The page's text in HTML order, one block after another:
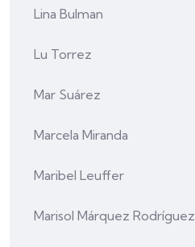
Lina Bulman
Lu Torrez
Mar Suárez
Marcela Miranda
Maribel Leuffer
Marisol Márquez Rodríguez